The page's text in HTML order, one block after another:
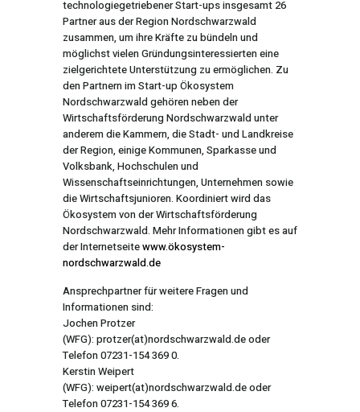
technologiegetriebener Start-ups insgesamt 26
Partner aus der Region Nordschwarzwald
zusammen, um ihre Kräfte zu bündeln und
möglichst vielen Gründungsinteressierten eine
zielgerichtete Unterstützung zu ermöglichen. Zu
den Partnern im Start-up Ökosystem
Nordschwarzwald gehören neben der
Wirtschaftsförderung Nordschwarzwald unter
anderem die Kammern, die Stadt- und Landkreise
der Region, einige Kommunen, Sparkasse und
Volksbank, Hochschulen und
Wissenschaftseinrichtungen, Unternehmen sowie
die Wirtschaftsjunioren. Koordiniert wird das
Ökosystem von der Wirtschaftsförderung
Nordschwarzwald. Mehr Informationen gibt es auf
der Internetseitewww.ökosystem-
nordschwarzwald.de
Ansprechpartner für weitere Fragen und
Informationen sind:
Jochen Protzer
(WFG): protzer(at)nordschwarzwald.deoder
Telefon 07231-154 369 0.
Kerstin Weipert
(WFG): weipert(at)nordschwarzwald.deoder
Telefon 07231-154 369 6.